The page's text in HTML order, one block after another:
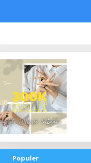
Populer